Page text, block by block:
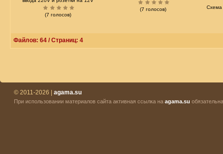
(7 голосов)
(7 голосов) Схема
Файлов: 64 / Страниц: 4
© 2011-2026 | agama.su
При использовании материалов сайта активная ссылка на agama.su